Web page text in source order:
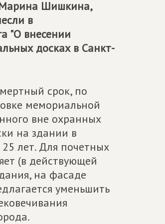
Шишкина,
в
"О внесении
досках в Санкт-
срок, по
мемориальной
вне охранных
на здании в
25 лет. Для почетных
(в действующей
на фасаде
уменьшить